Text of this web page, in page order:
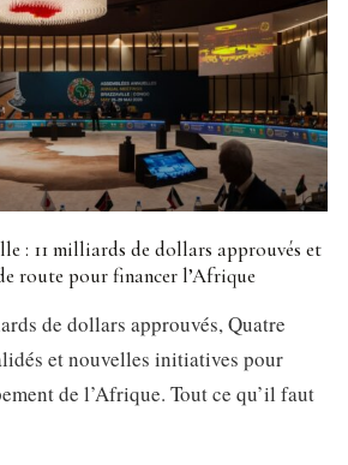
: 11 milliards de dollars approuvés et
route pour financer l’Afrique
de dollars approuvés, Quatre
et nouvelles initiatives pour
de l’Afrique. Tout ce qu’il faut